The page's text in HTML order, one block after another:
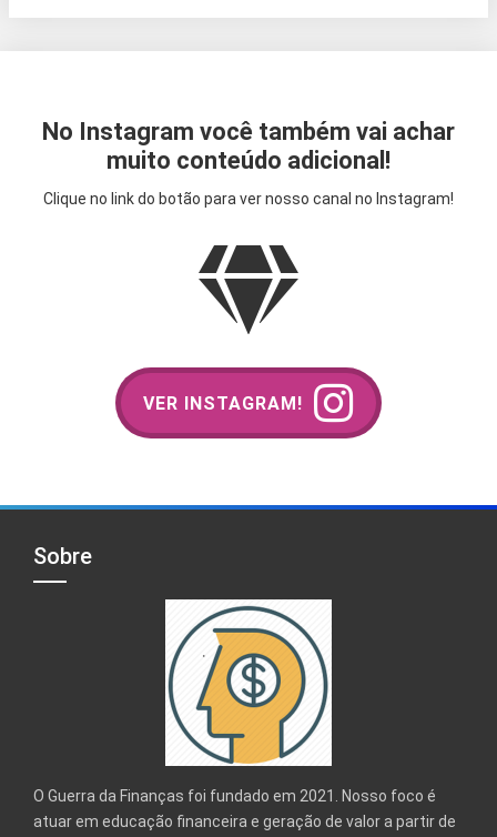
No Instagram você também vai achar
muito conteúdo adicional!
Clique no link do botão para ver nosso canal no Instagram!
VER INSTAGRAM!
Sobre
O Guerra da Finanças foi fundado em 2021. Nosso foco é
atuar em educação financeira e geração de valor a partir de